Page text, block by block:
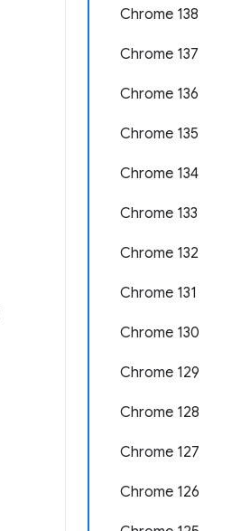
Chrome 138
Chrome 137
Chrome 136
Chrome 135
Chrome 134
Chrome 133
Chrome 132
Chrome 131
Chrome 130
Chrome 129
Chrome 128
Chrome 127
Chrome 126